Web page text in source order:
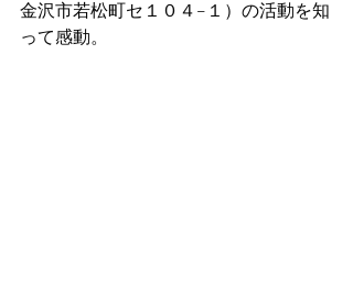
金沢市若松町セ１０４−１）の活動を知
って感動。